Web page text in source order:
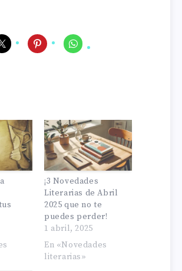
¡3 Novedades
Literarias de Abril
2025 que no te
puedes perder!
1 abril, 2025
En «Novedades
literarias»